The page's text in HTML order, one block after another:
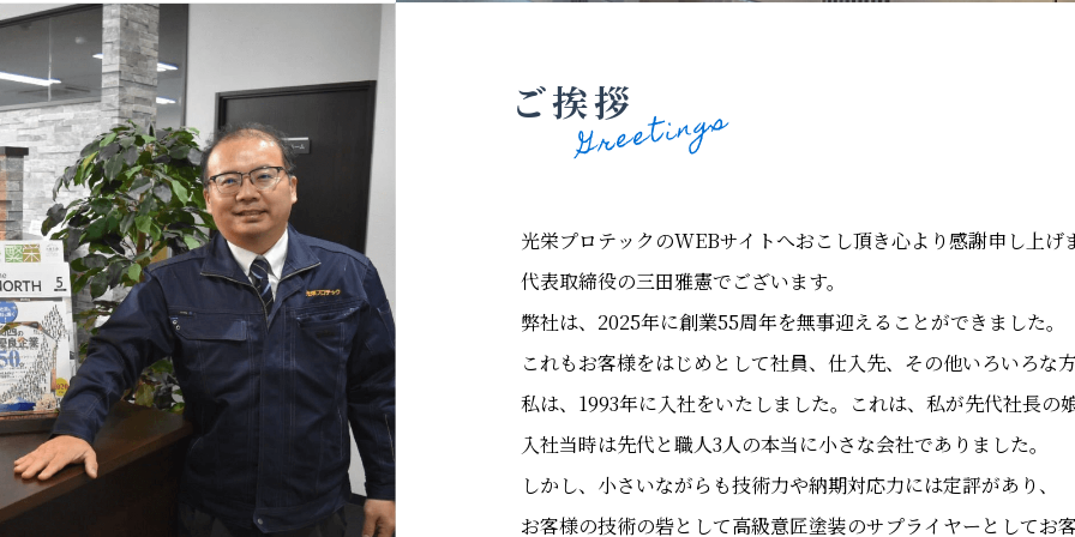
ご挨拶
光栄プロテックのWEBサイトへおこし頂き心より感謝申し上げ
代表取締役の三田雅憲でございます。
弊社は、2025年に創業55周年を無事迎えることができました。
これもお客様をはじめとして社員、仕入先、その他いろいろな
私は、1993年に入社をいたしました。これは、私が先代社長の
入社当時は先代と職人3人の本当に小さな会社でありました。
しかし、小さいながらも技術力や納期対応力には定評があり、
お客様の技術の砦として高級意匠塗装のサプライヤーとしてお